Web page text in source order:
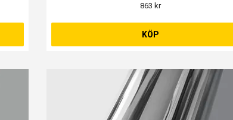
863 kr
KÖP